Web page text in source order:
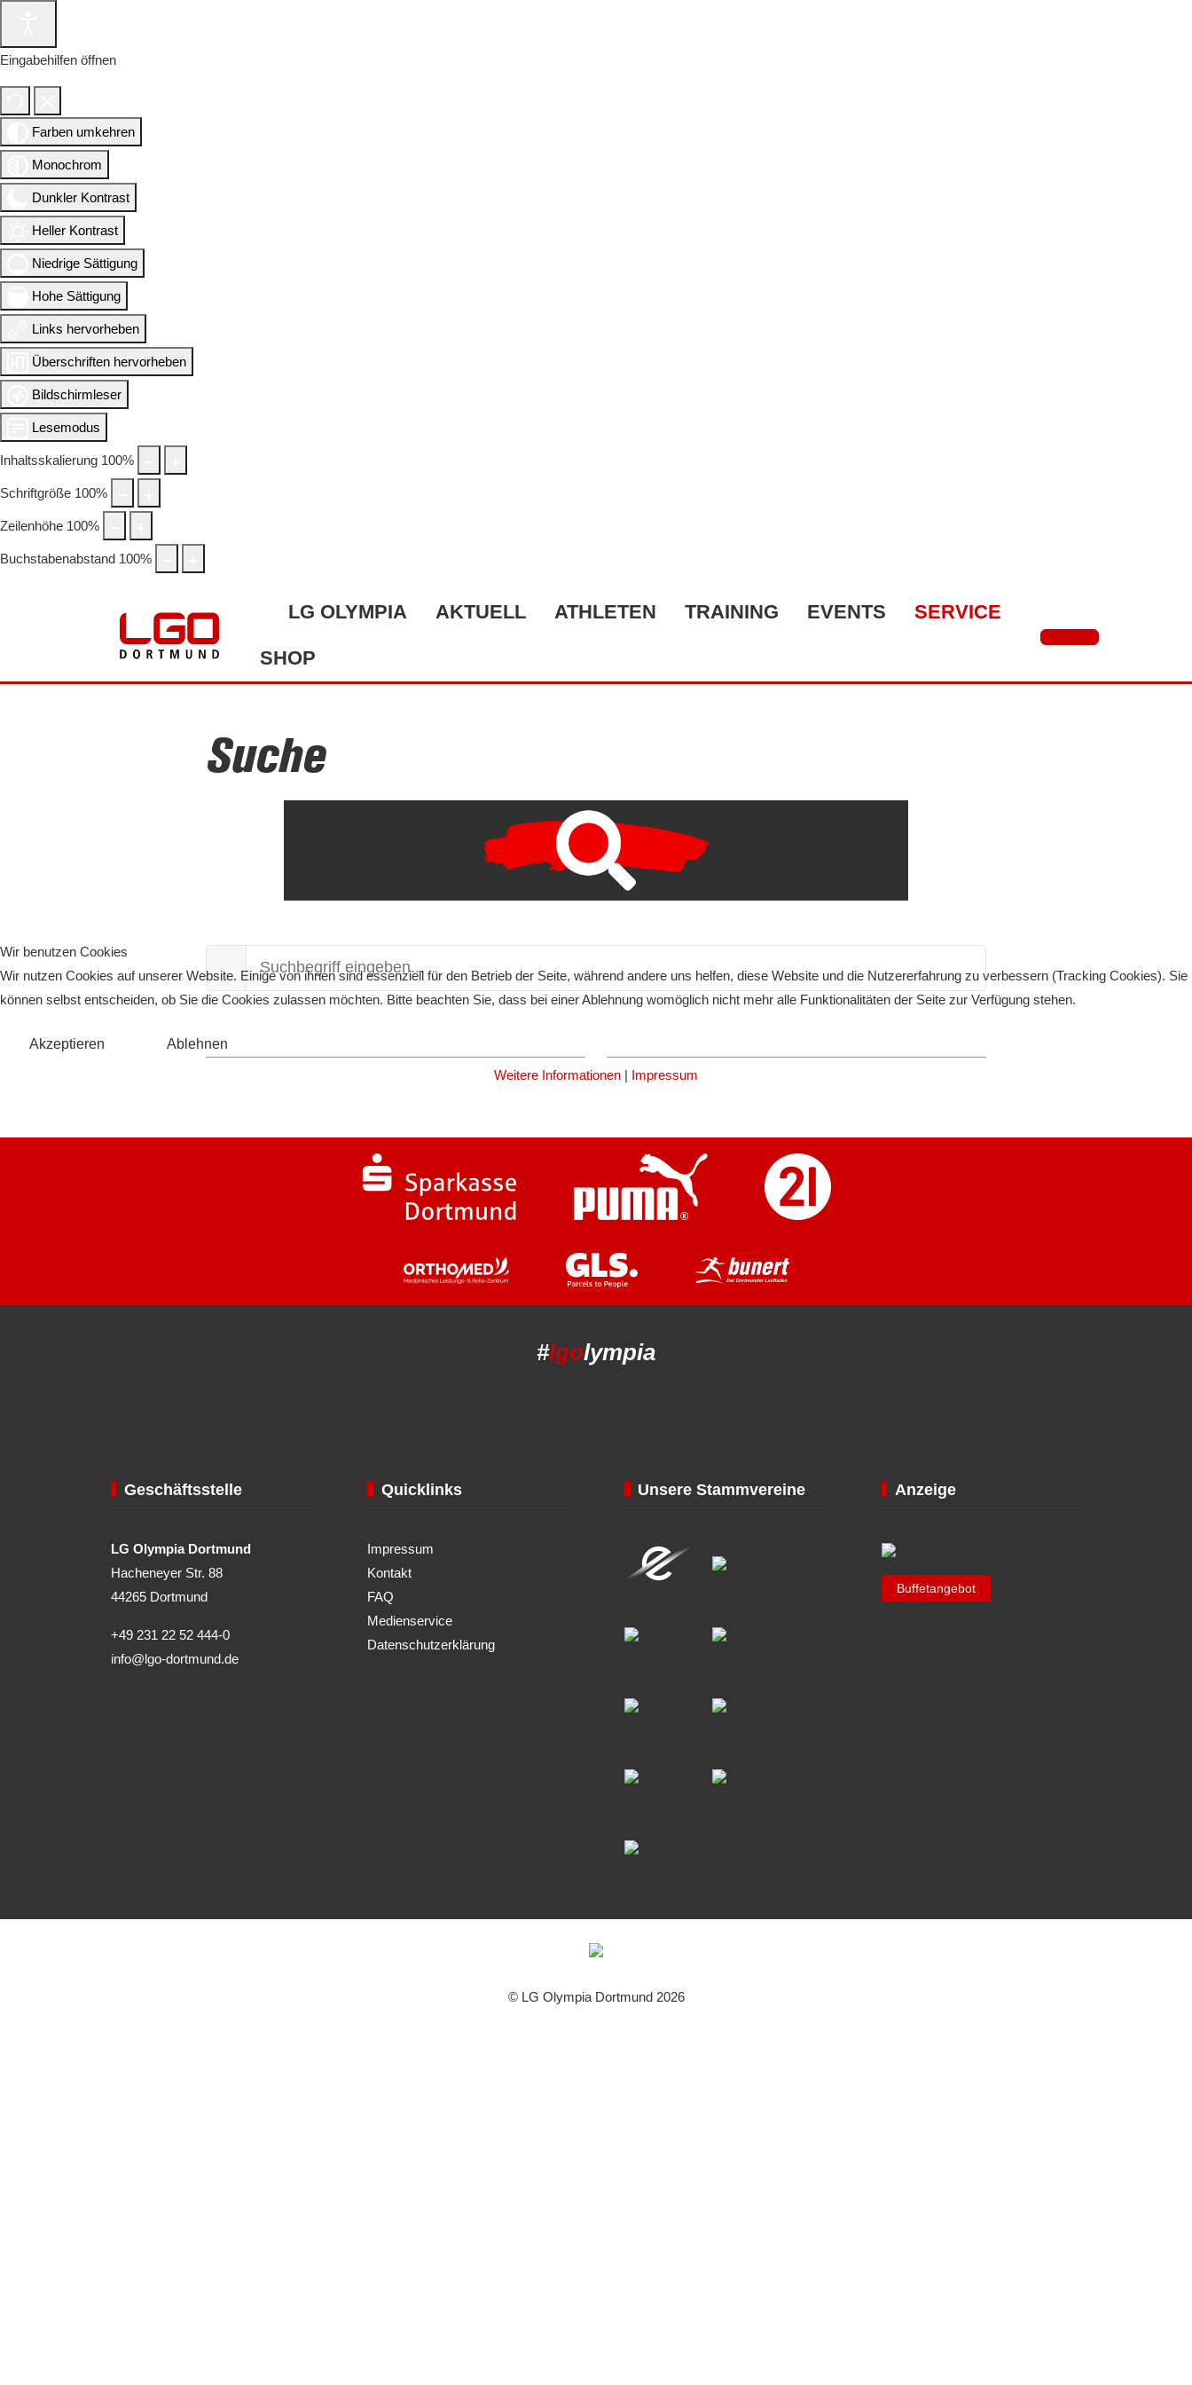
Eingabehilfen öffnen
Farben umkehren
Monochrom
Dunkler Kontrast
Heller Kontrast
Niedrige Sättigung
Hohe Sättigung
Links hervorheben
Überschriften hervorheben
Bildschirmleser
Lesemodus
Inhaltsskalierung 100%
Schriftgröße 100%
Zeilenhöhe 100%
Buchstabenabstand 100%
LG OLYMPIA AKTUELL ATHLETEN TRAINING EVENTS SERVICE
SHOP
Suche
#lgolympia
Geschäftsstelle
LG Olympia Dortmund
Hacheneyer Str. 88
44265 Dortmund
+49 231 22 52 444-0
info@lgo-dortmund.de
Quicklinks
Impressum
Kontakt
FAQ
Medienservice
Datenschutzerklärung
Unsere Stammvereine Anzeige
Buffetangebot
© LG Olympia Dortmund 2026
Wir benutzen Cookies
Wir nutzen Cookies auf unserer Website. Einige von ihnen sind essenziell für den Betrieb der Seite, während andere uns helfen, diese Website und die Nutzererfahrung zu verbessern (Tracking Cookies). Sie
können selbst entscheiden, ob Sie die Cookies zulassen möchten. Bitte beachten Sie, dass bei einer Ablehnung womöglich nicht mehr alle Funktionalitäten der Seite zur Verfügung stehen.
Akzeptieren Ablehnen
Weitere Informationen | Impressum